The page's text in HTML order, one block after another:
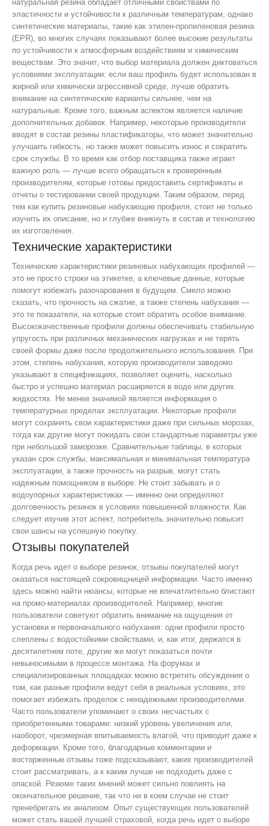
натуральная резина обладает отличными свойствами по
эластичности и устойчивости к различным температурам, однако
синтетические материалы, такие как этилен-пропиленовая резина
(EPR), во многих случаях показывают более высокие результаты
по устойчивости к атмосферным воздействиям и химическим
веществам. Это значит, что выбор материала должен диктоваться
условиями эксплуатации: если ваш профиль будет использован в
жирной или химически агрессивной среде, лучше обратить
внимание на синтетические варианты сильнее, чем на
натуральные. Кроме того, важным аспектом является наличие
дополнительных добавок. Например, некоторые производители
вводят в состав резины пластификаторы, что может значительно
улучшить гибкость, но также может повысить износ и сократить
срок службы. В то время как отбор поставщика также играет
важную роль — лучше всего обращаться к проверенным
производителям, которые готовы предоставить сертификаты и
отчеты о тестировании своей продукции. Таким образом, перед
тем как купить резиновые набухающие профиля, стоит не только
изучить их описание, но и глубже вникнуть в состав и технологию
их изготовления.
Технические характеристики
Технические характеристики резиновых набухающих профилей —
это не просто строки на этикетке, а ключевые данные, которые
помогут избежать разочарования в будущем. Смело можно
сказать, что прочность на сжатие, а также степень набухания —
это те показатели, на которые стоит обратить особое внимание.
Высококачественные профили должны обеспечивать стабильную
упругость при различных механических нагрузках и не терять
своей формы даже после продолжительного использования. При
этом, степень набухания, которую производители заведомо
указывают в спецификациях, позволяет оценить, насколько
быстро и успешно материал расширяется в воде или других
жидкостях. Не менее значимой является информация о
температурных пределах эксплуатации. Некоторые профили
могут сохранять свои характеристики даже при сильных морозах,
тогда как другие могут покидать свои стандартные параметры уже
при небольшой заморозке. Сравнительные таблицы, в которых
указан срок службы, максимальная и минимальная температура
эксплуатации, а также прочность на разрыв, могут стать
надежным помощником в выборе. Не стоит забывать и о
водоупорных характеристиках — именно они определяют
долговечность резинок в условиях повышенной влажности. Как
следует изучив этот аспект, потребитель значительно повысит
свои шансы на успешную покупку.
Отзывы покупателей
Когда речь идет о выборе резинок, отзывы покупателей могут
оказаться настоящей сокровищницей информации. Часто именно
здесь можно найти нюансы, которые не впечатлительно блистают
на промо-материалах производителей. Например, многие
пользователи советуют обратить внимание на ощущения от
установки и первоначального набухания: одни профили просто
слеплены с водостойкими свойствами, и, как итог, держатся в
десятилетнем поте, другие же могут показаться почти
невыносимыми в процессе монтажа. На форумах и
специализированных площадках можно встретить обсуждения о
том, как разные профили ведут себя в реальных условиях, это
помогает избежать проделок с ненадежными производителями.
Часто пользователи упоминают о своих несчастьях с
приобретенными товарами: низкий уровень увеличения или,
наоборот, чрезмерная впитываемость влагой, что приводит даже к
деформации. Кроме того, благодарные комментарии и
восторженные отзывы тоже подсказывают, каких производителей
стоит рассматривать, а к каким лучше не подходить даже с
опаской. Резюме таких мнений может сильно повлиять на
окончательное решение, так что ни в коем случае не стоит
пренебрегать их анализом. Опыт существующих пользователей
может стать вашей лучшей страховой, когда речь идет о выборе